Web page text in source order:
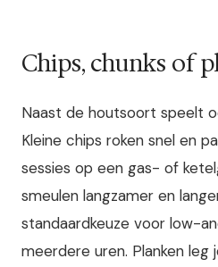
Chips, chunks of
Naast de houtsoort speelt
Kleine chips roken snel en
sessies op een gas- of
smeulen langzamer en
standaardkeuze voor low-
meerdere uren. Planken leg